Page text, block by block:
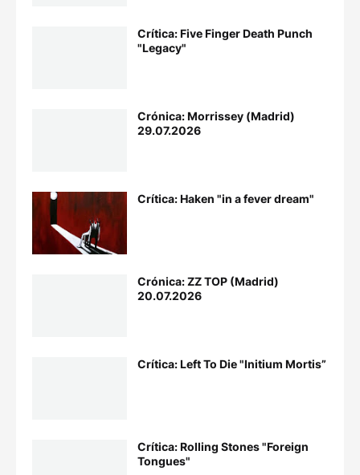
Crítica: Five Finger Death Punch
"Legacy"
Crónica: Morrissey (Madrid)
29.07.2026
Crítica: Haken "in a fever dream"
Crónica: ZZ TOP (Madrid)
20.07.2026
Crítica: Left To Die "Initium Mortis”
Crítica: Rolling Stones "Foreign
Tongues"